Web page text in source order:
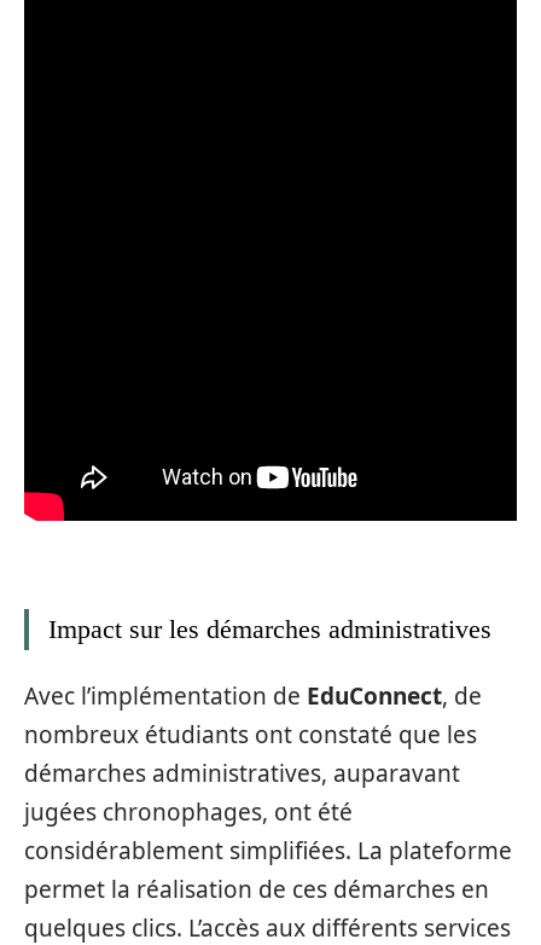
Impact sur les démarches administratives
Avec l’implémentation de EduConnect, de
nombreux étudiants ont constaté que les
démarches administratives, auparavant
jugées chronophages, ont été
considérablement simplifiées. La plateforme
permet la réalisation de ces démarches en
quelques clics. L’accès aux différents services